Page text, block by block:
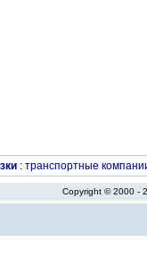
: транспортные
Copyright © 2000 -